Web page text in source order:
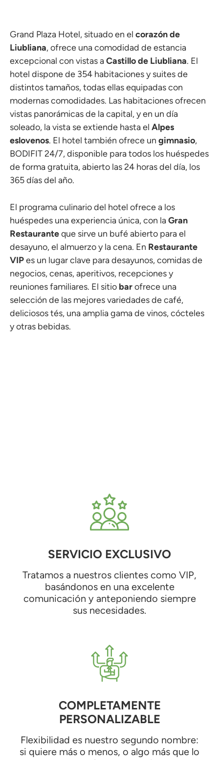
Grand Plaza Hotel, situado en el corazón de
Liubliana, ofrece una comodidad de estancia
excepcional con vistas aCastillo de Liubliana. El
hotel dispone de 354 habitaciones y suites de
distintos tamaños, todas ellas equipadas con
modernas comodidades. Las habitaciones ofrecen
vistas panorámicas de la capital, y en un día
soleado, la vista se extiende hasta el Alpes
eslovenos. El hotel también ofrece un gimnasio,
BODIFIT 24/7, disponible para todos los huéspedes
de forma gratuita, abierto las 24 horas del día, los
365 días del año.
El programa culinario del hotel ofrece a los
huéspedes una experiencia única, con laGran
Restauranteque sirve un bufé abierto para el
desayuno, el almuerzo y la cena. En Restaurante
VIPes un lugar clave para desayunos, comidas de
negocios, cenas, aperitivos, recepciones y
reuniones familiares. El sitio barofrece una
selección de las mejores variedades de café,
deliciosos tés, una amplia gama de vinos, cócteles
y otras bebidas.
SERVICIO EXCLUSIVO
Tratamos a nuestros clientes como VIP,
basándonos en una excelente
comunicación y anteponiendo siempre
sus necesidades.
COMPLETAMENTE
PERSONALIZABLE
Flexibilidad es nuestro segundo nombre:
si quiere más o menos, o algo más que lo